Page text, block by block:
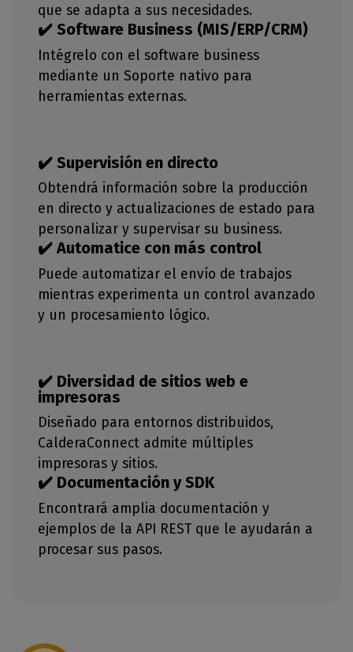
que se adapta a sus necesidades.
✔️ Software Business (MIS/ERP/CRM)
Intégrelo con el software business
mediante un Soporte nativo para
herramientas externas.
✔️ Supervisión en directo
Obtendrá información sobre la producción
en directo y actualizaciones de estado para
personalizar y supervisar su business.
✔️ Automatice con más control
Puede automatizar el envío de trabajos
mientras experimenta un control avanzado
y un procesamiento lógico.
✔️ Diversidad de sitios web e
impresoras
Diseñado para entornos distribuidos,
CalderaConnect admite múltiples
impresoras y sitios.
✔️ Documentación y SDK
Encontrará amplia documentación y
ejemplos de la API REST que le ayudarán a
procesar sus pasos.